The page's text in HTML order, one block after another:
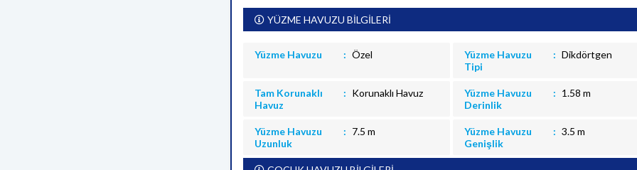
YÜZME HAVUZU BİLGİLERİ
Yüzme Havuzu Özel
Yüzme Havuzu
Tipi
Dikdörtgen
Tam Korunaklı
Havuz
Korunaklı Havuz
Yüzme Havuzu
Derinlik
1.58 m
Yüzme Havuzu
Uzunluk
7.5 m
Yüzme Havuzu
Genişlik
3.5 m